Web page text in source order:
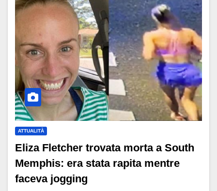
ATTUALITÀ
Eliza Fletcher trovata morta a South
Memphis: era stata rapita mentre
faceva jogging